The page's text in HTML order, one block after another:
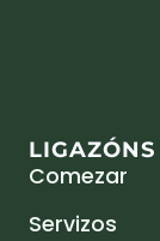
LIGAZÓNS
Comezar
Servizos